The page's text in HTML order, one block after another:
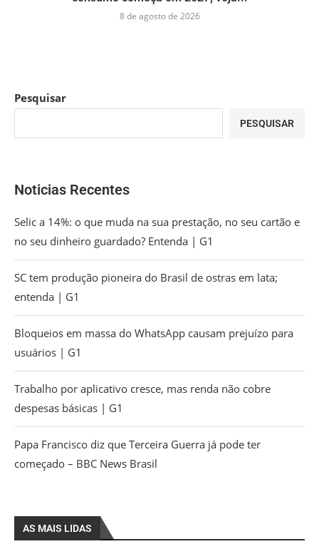
8 de agosto de 2026
Pesquisar
PESQUISAR
Noticias Recentes
Selic a 14%: o que muda na sua prestação, no seu cartão e
no seu dinheiro guardado? Entenda | G1
SC tem produção pioneira do Brasil de ostras em lata;
entenda | G1
Bloqueios em massa do WhatsApp causam prejuízo para
usuários | G1
Trabalho por aplicativo cresce, mas renda não cobre
despesas básicas | G1
Papa Francisco diz que Terceira Guerra já pode ter
começado – BBC News Brasil
AS MAIS LIDAS